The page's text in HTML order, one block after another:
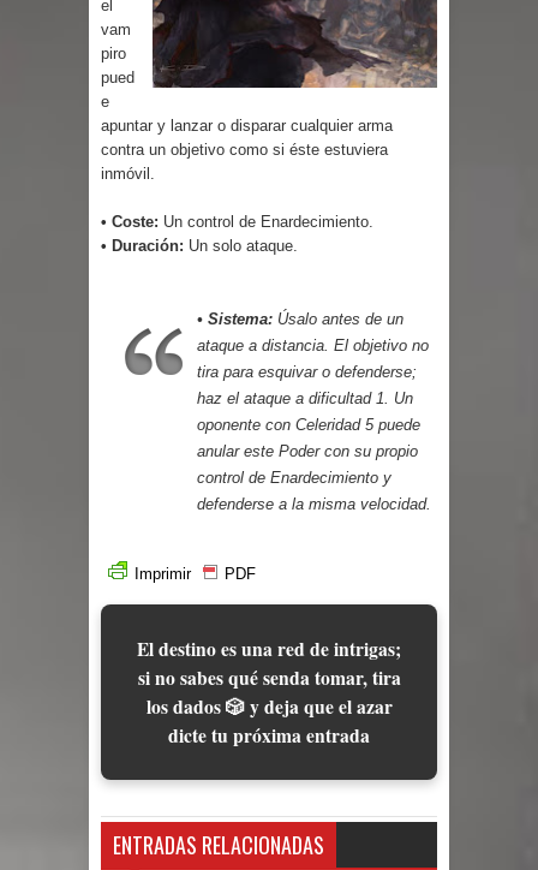
el
vam
piro
pued
e
apuntar y lanzar o disparar cualquier arma
contra un objetivo como si éste estuviera
inmóvil.
• Coste: Un control de Enardecimiento.
• Duración: Un solo ataque.
• Sistema: Úsalo antes de un
ataque a distancia. El objetivo no
tira para esquivar o defenderse;
haz el ataque a dificultad 1. Un
oponente con Celeridad 5 puede
anular este Poder con su propio
control de Enardecimiento y
defenderse a la misma velocidad.
Imprimir PDF
El destino es una red de intrigas;
si no sabes qué senda tomar, tira
los dados 🎲 y deja que el azar
dicte tu próxima entrada
ENTRADAS RELACIONADAS